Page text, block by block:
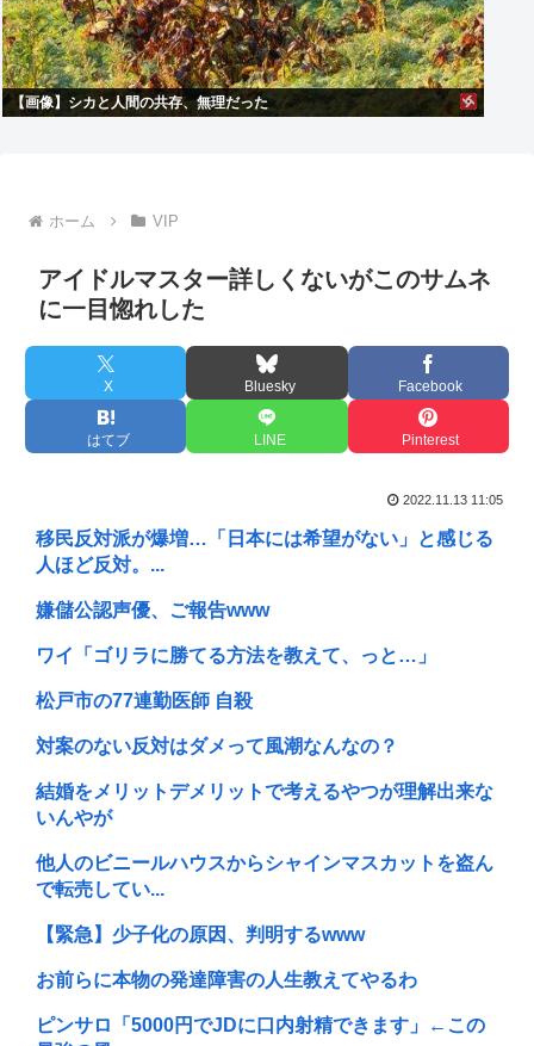
【画像】シカと人間の共存、無理だった
ホーム VIP
アイドルマスター詳しくないがこのサムネ
に一目惚れした
X Bluesky Facebook
はてブ LINE Pinterest
2022.11.13 11:05
移民反対派が爆増…「日本には希望がない」と感じる
人ほど反対。...
嫌儲公認声優、ご報告www
ワイ「ゴリラに勝てる方法を教えて、っと…」
松戸市の77連勤医師 自殺
対案のない反対はダメって風潮なんなの？
結婚をメリットデメリットで考えるやつが理解出来な
いんやが
他人のビニールハウスからシャインマスカットを盗ん
で転売してい...
【緊急】少子化の原因、判明するwww
お前らに本物の発達障害の人生教えてやるわ
ピンサロ「5000円でJDに口内射精できます」←この